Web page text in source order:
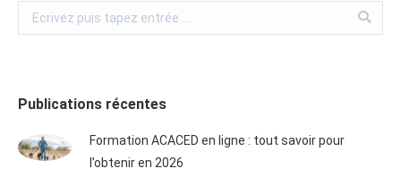
Publications récentes
Formation ACACED en ligne : tout savoir pour
l’obtenir en 2026